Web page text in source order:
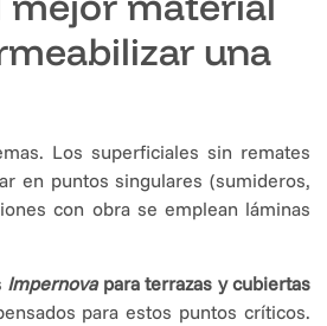
una
Los superficiales sin remates
en puntos singulares (sumideros,
con obra se emplean láminas
Impernovapara terrazas y cubiertas
para estos puntos críticos.